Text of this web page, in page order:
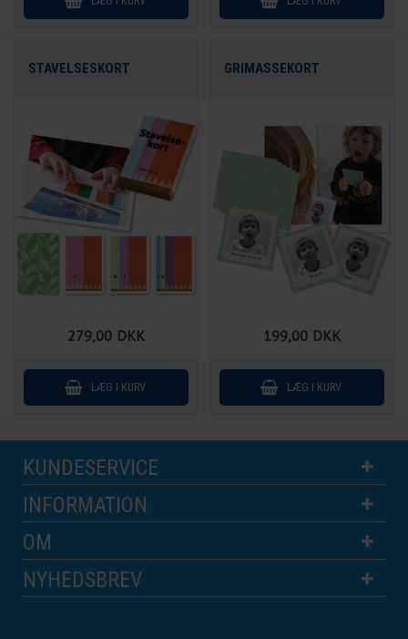
STAVELSESKORT
279,00 DKK
GRIMASSEKORT
199,00 DKK
KUNDESERVICE
INFORMATION
OM
NYHEDSBREV